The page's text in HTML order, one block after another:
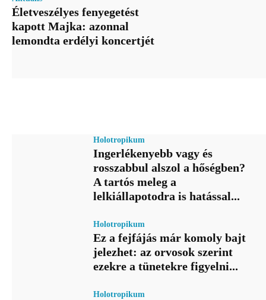
Életveszélyes fenyegetést
kapott Majka: azonnal
lemondta erdélyi koncertjét
Holotropikum
Ingerlékenyebb vagy és
rosszabbul alszol a hőségben?
A tartós meleg a
lelkiállapotodra is hatással...
Holotropikum
Ez a fejfájás már komoly bajt
jelezhet: az orvosok szerint
ezekre a tünetekre figyelni...
Holotropikum